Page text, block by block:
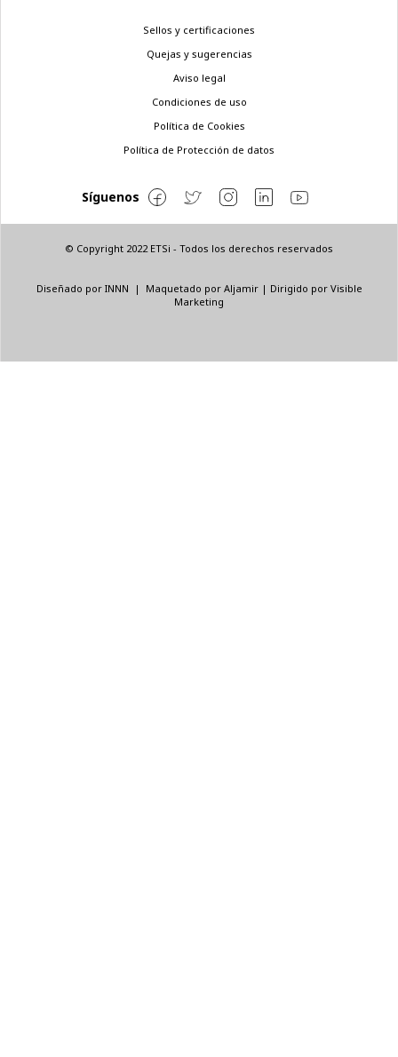
© Copyright 2022 ETSi - Todos los derechos reservados
Sellos y certificaciones
Quejas y sugerencias
Aviso legal
Condiciones de uso
Política de Cookies
Política de Protección de datos
Síguenos
Diseñado por INNN | Maquetado por Aljamir| Dirigido por Visible
Marketing